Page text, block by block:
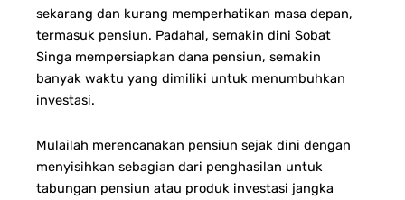
sekarang dan kurang memperhatikan masa depan,
termasuk pensiun. Padahal, semakin dini Sobat
Singa mempersiapkan dana pensiun, semakin
banyak waktu yang dimiliki untuk menumbuhkan
investasi.
Mulailah merencanakan pensiun sejak dini dengan
menyisihkan sebagian dari penghasilan untuk
tabungan pensiun atau produk investasi jangka